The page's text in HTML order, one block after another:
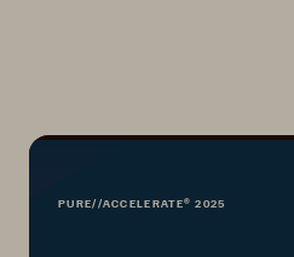
PURE//ACCELERATE® 2025